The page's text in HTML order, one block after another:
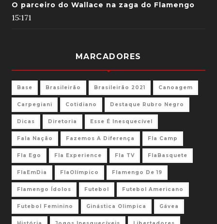
O parceiro do Wallace na zaga do Flamengo
15:171
MARCADORES
Base Brasileirão Brasileirão 2021 Canoagem
Carpegiani Cotidiano Destaque Rubro Negro
Dicas Diretoria Esse É Inesquecível
Fala Nação Fazemos A Diferença Fla Camp
Fla Ego Fla Experience Fla TV FlaBasquete
FlaEmDia FlaOlímpico Flamengo De 19
Flamengo Ídolos Futebol Futebol Americano
Futebol Feminino Ginástica Olimpica Gávea